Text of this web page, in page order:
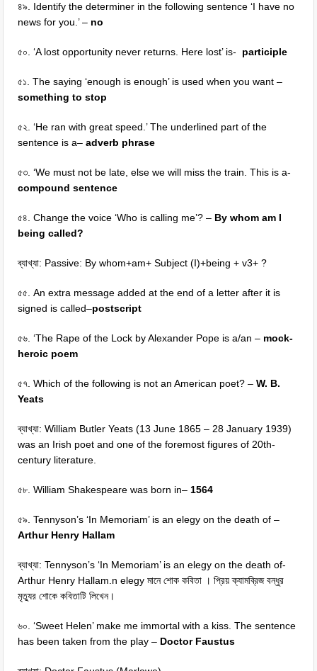
৪৯. Identify the determiner in the following sentence ‘I have no
news for you.’ – no
৫০. ‘A lost opportunity never returns. Here lost’ is- participle
৫১. The saying ‘enough is enough’ is used when you want –
something to stop
৫২. ‘He ran with great speed.’ The underlined part of the
sentence is a–adverb phrase
৫৩. ‘We must not be late, else we will miss the train. This is a-
compound sentence
৫৪. Change the voice ‘Who is calling me’? – By whom am I
being called?
ব্যাখ্যা: Passive: By whom+am+ Subject (I)+being + v3+ ?
৫৫. An extra message added at the end of a letter after it is
signed is called–postscript
৫৬. ‘The Rape of the Lock by Alexander Pope is a/an – mock-
heroic poem
৫৭. Which of the following is not an American poet? –W. B.
Yeats
ব্যাখ্যা: William Butler Yeats (13 June 1865 – 28 January 1939)
was an Irish poet and one of the foremost figures of 20th-
century literature.
৫৮. William Shakespeare was born in– 1564
৫৯. Tennyson’s ‘In Memoriam’ is an elegy on the death of –
Arthur Henry Hallam
ব্যাখ্যা: Tennyson’s ‘In Memoriam’ is an elegy on the death of-
Arthur Henry Hallam.n elegy মানে শোক কবিতা । প্রিয় ক্যামব্রিজ বন্ধুর
মৃত্যুর শোকে কবিতাটি লিখেন।
৬০. ‘Sweet Helen’ make me immortal with a kiss. The sentence
has been taken from the play – Doctor Faustus